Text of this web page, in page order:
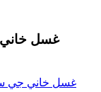
غسل خاني